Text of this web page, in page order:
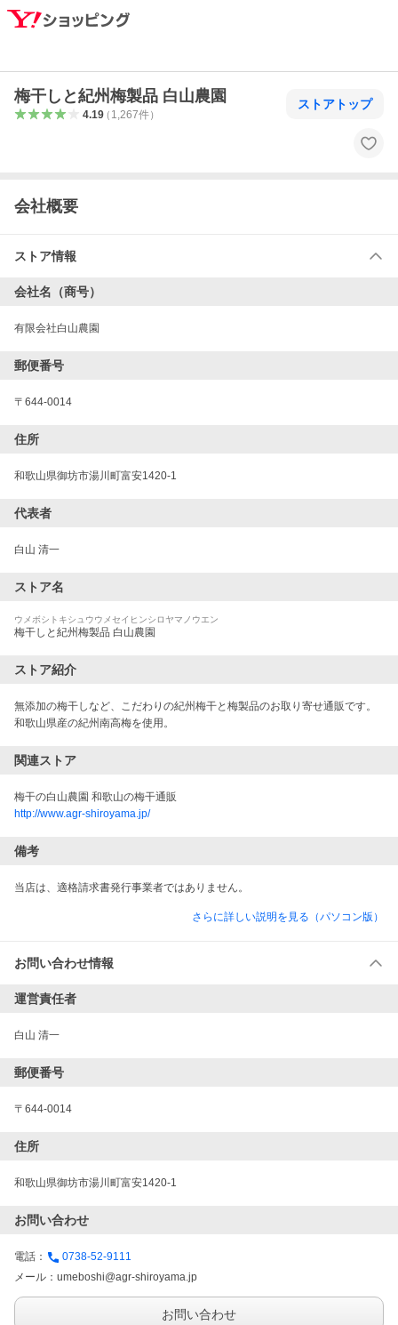
梅干しと紀州梅製品 白山農園
4.19（ 1,267件）
ストアトップ
会社概要
ストア情報
会社名（商号）
有限会社白山農園
郵便番号
〒 644-0014
住所
和歌山県御坊市湯川町富安1420-1
代表者
白山 清一
ストア名
ウメボシトキシュウウメセイヒンシロヤマノウエン
梅干しと紀州梅製品 白山農園
ストア紹介
無添加の梅干しなど、こだわりの紀州梅干と梅製品のお取り寄せ通販です。
和歌山県産の紀州南高梅を使用。
関連ストア
梅干の白山農園 和歌山の梅干通販
http://www.agr-shiroyama.jp/
備考
当店は、適格請求書発行事業者ではありません。
さらに詳しい説明を見る（パソコン版）
お問い合わせ情報
運営責任者
白山 清一
郵便番号
〒644-0014
住所
和歌山県御坊市湯川町富安1420-1
お問い合わせ
電話：
0738-52-9111
メール： umeboshi@agr-shiroyama.jp
お問い合わせ